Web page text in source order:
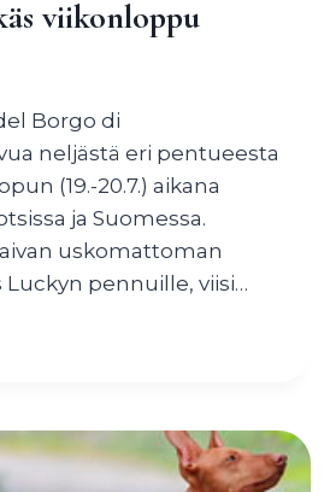
viikonloppu
Borgo di
neljästä eri pentueesta
(19.-20.7.) aikana
ja Suomessa.
uskomattoman
pennuille, viisi…